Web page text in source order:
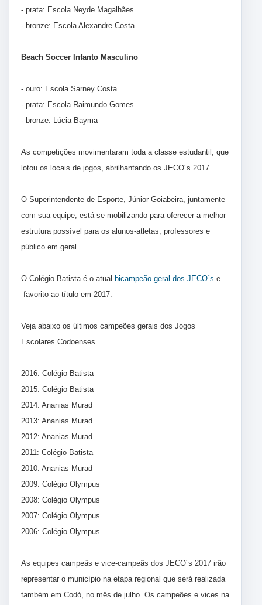
- prata: Escola Neyde Magalhães
- bronze: Escola Alexandre Costa
Beach Soccer Infanto Masculino
- ouro: Escola Sarney Costa
- prata: Escola Raimundo Gomes
- bronze: Lúcia Bayma
As competições movimentaram toda a classe estudantil, que
lotou os locais de jogos, abrilhantando os JECO´s 2017.
O Superintendente de Esporte, Júnior Goiabeira, juntamente
com sua equipe, está se mobilizando para oferecer a melhor
estrutura possível para os alunos-atletas, professores e
público em geral.
O Colégio Batista é o atual bicampeão geral dos JECO´s e
favorito ao título em 2017.
Veja abaixo os últimos campeões gerais dos Jogos
Escolares Codoenses.
2016: Colégio Batista
2015: Colégio Batista
2014: Ananias Murad
2013: Ananias Murad
2012: Ananias Murad
2011: Colégio Batista
2010: Ananias Murad
2009: Colégio Olympus
2008: Colégio Olympus
2007: Colégio Olympus
2006: Colégio Olympus
As equipes campeãs e vice-campeãs dos JECO´s 2017 irão
representar o município na etapa regional que será realizada
também em Codó, no mês de julho. Os campeões e vices na